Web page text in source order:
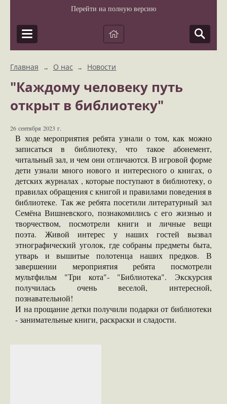
Перейти на полную версию
Главная → О нас → Новости
"Каждому человеку путь
открыт в библиотеку"
26 сентября 2023 г.
В ходе мероприятия ребята узнали о том, как можно
записаться в библиотеку, что такое абонемент,
читальный зал, и чем они отличаются. В игровой форме
дети узнали много нового и интересного о книгах, о
детских журналах , которые поступают в библиотеку, о
правилах обращения с книгой и правилами поведения в
библиотеке. Так же ребята посетили литературный зал
Семёна Вишневского, познакомились с его жизнью и
творчеством, посмотрели книги и личные вещи
поэта. Живой интерес у наших гостей вызвал
этнографический уголок, где собраны предметы быта,
утварь и вышитые полотенца наших предков. В
завершении мероприятия ребята посмотрели
мультфильм "Три кота"- "Библиотека". Экскурсия
получилась очень веселой, интересной,
познавательной!
И на прощание детки получили подарки от библиотеки
- занимательные книги, раскраски и сладости.